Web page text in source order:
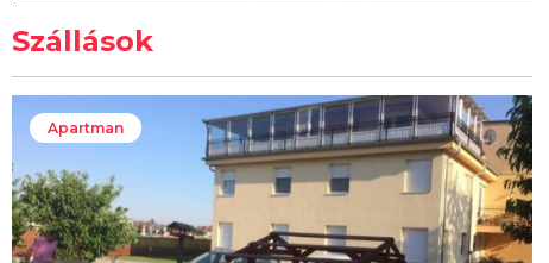
Szállások
Apartman